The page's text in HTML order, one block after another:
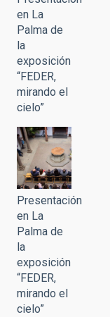
en La
Palma de
la
exposición
“FEDER,
mirando el
cielo”
Presentación
en La
Palma de
la
exposición
“FEDER,
mirando el
cielo”